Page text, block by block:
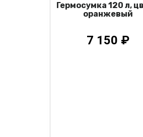
Гермосумка 120 л,
оранжевый
7 150 ₽